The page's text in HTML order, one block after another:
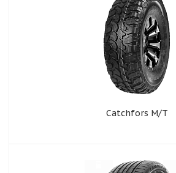
Catchfors M/T